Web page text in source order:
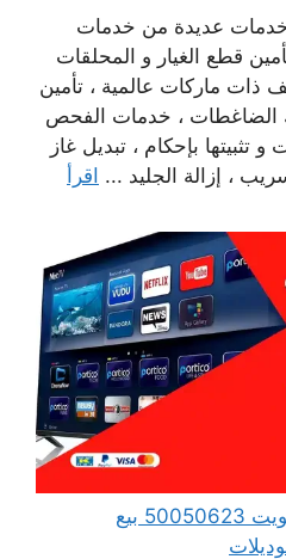
خدمات عديدة من خدمات
قطع الغيار و المحلقات
ذات ماركات عالمية ، تأمين
الضاغطات ، خدمات الفحص
تثبيتها بإحكام ، تبديل غاز
، إزالة الجليد ... اقرأ
بيع تلفزيونات شاشات الكويت 50050623 بيع